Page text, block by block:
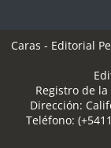
Caras - Editorial
Registro de
Dirección:
Teléfono: